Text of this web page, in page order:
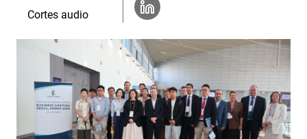
Cortes audio